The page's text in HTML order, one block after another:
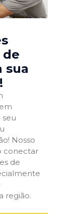
de
sua
em
seu
Nosso
conectar
de
região.